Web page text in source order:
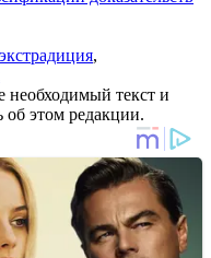
экстрадиция,
необходимый текст и
этом редакции.